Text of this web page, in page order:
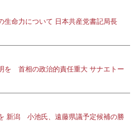
生命力について 日本共産党書記局長
を 首相の政治的責任重大 サナエトー
新潟 小池氏、遠藤県議予定候補の勝